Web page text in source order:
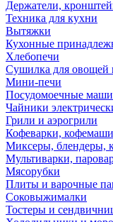
Держатели,
Техника для кухни
Вытяжки
Кухонные
Хлебопечи
Сушилка для овощей
Мини-печи
Посудомоечные
Чайники
Грили и аэрогрили
Кофеварки,
Миксеры, блендеры,
Мультиварки,
Мясорубки
Плиты и варочные
Соковыжималки
Тостеры и